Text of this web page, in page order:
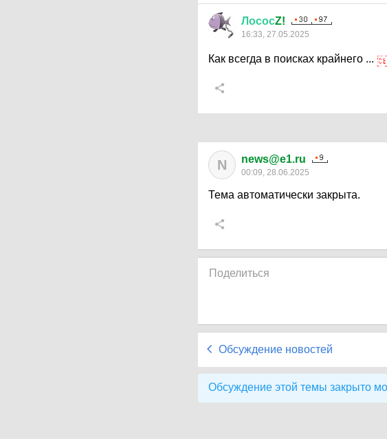
ЛососZ!
16:33, 27.05.2025
Как всегда в поисках крайнего ...
N news@e1.ru
00:09, 28.06.2025
Тема автоматически закрыта.
Поделиться
Обсуждение новостей
Обсуждение этой темы закрыто